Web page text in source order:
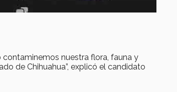
nuestra flora, fauna y
de Chihuahua”, explicó el candidato